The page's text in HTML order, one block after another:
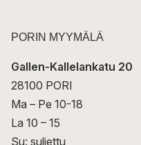
PORIN MYYMÄLÄ
Gallen-Kallelankatu 20
28100 PORI
Ma – Pe 10-18
La 10 – 15
Su: suljettu